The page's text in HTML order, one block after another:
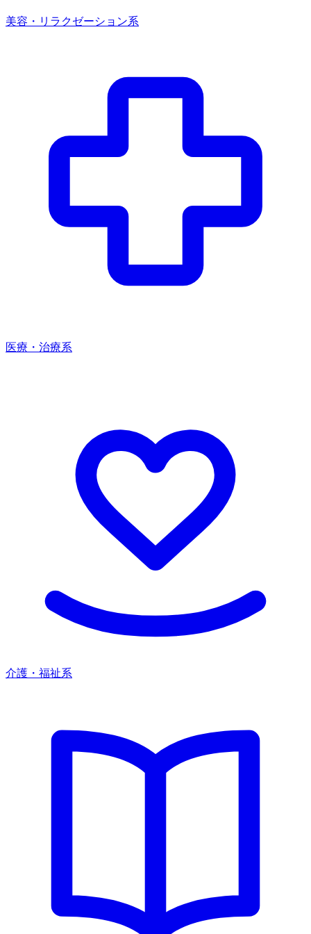
美容・リラクゼーション系
医療・治療系
介護・福祉系